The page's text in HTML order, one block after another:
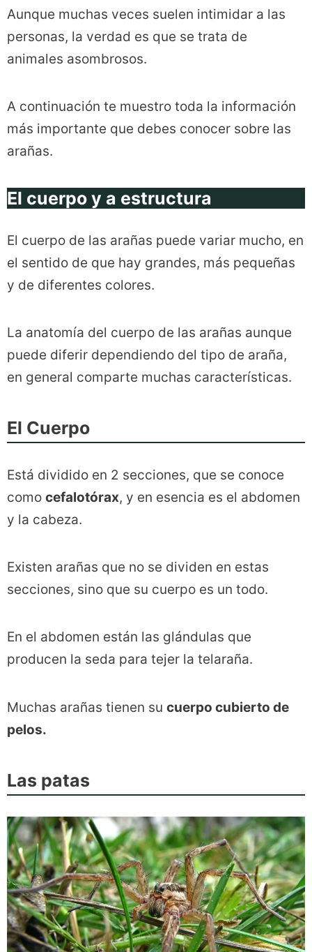
Aunque muchas veces suelen intimidar a las
personas, la verdad es que se trata de
animales asombrosos.
A continuación te muestro toda la información
más importante que debes conocer sobre las
arañas.
El cuerpo y a estructura
El cuerpo de las arañas puede variar mucho, en
el sentido de que hay grandes, más pequeñas
y de diferentes colores.
La anatomía del cuerpo de las arañas aunque
puede diferir dependiendo del tipo de araña,
en general comparte muchas características.
El Cuerpo
Está dividido en 2 secciones, que se conoce
como cefalotórax, y en esencia es el abdomen
y la cabeza.
Existen arañas que no se dividen en estas
secciones, sino que su cuerpo es un todo.
En el abdomen están las glándulas que
producen la seda para tejer la telaraña.
Muchas arañas tienen su cuerpo cubierto de
pelos.
Las patas